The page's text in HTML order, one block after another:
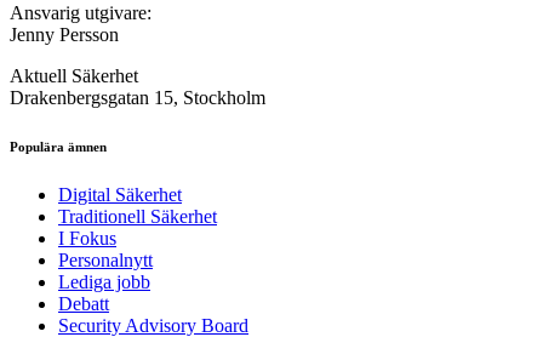
Ansvarig utgivare:
Jenny Persson
Aktuell Säkerhet
Drakenbergsgatan 15, Stockholm
Populära ämnen
Digital Säkerhet
Traditionell Säkerhet
I Fokus
Personalnytt
Lediga jobb
Debatt
Security Advisory Board